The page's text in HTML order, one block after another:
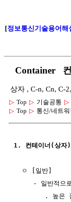
[정보통신기술용어해
Container
상자 , C-n, Cn, C-
▷ Top ▷ 기술공통 ▷
▷ Top ▷ 통신/네트워
1. 컨테이너(상
  ㅇ [일반]
- 일반적으
. 높은